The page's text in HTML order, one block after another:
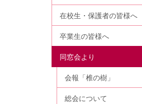
在校生・保護者の皆様へ
卒業生の皆様へ
同窓会より
会報「椎の樹」
総会について